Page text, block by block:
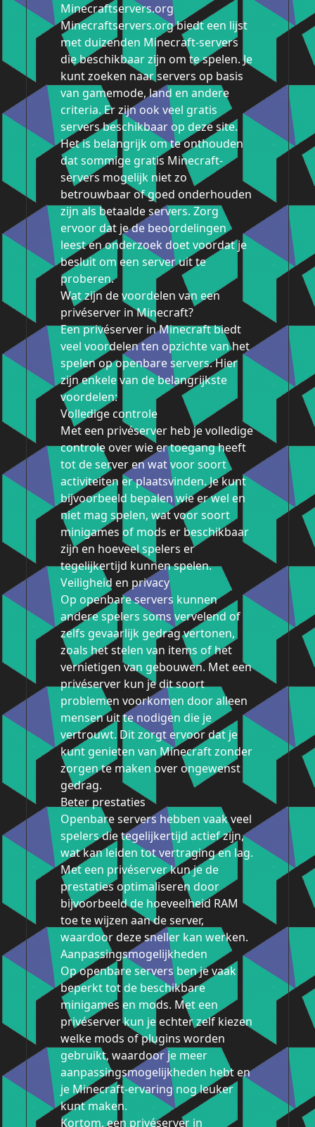
Minecraftservers.org
Minecraftservers.org biedt een lijst
met duizenden Minecraft-servers
die beschikbaar zijn om te spelen. Je
kunt zoeken naar servers op basis
van gamemode, land en andere
criteria. Er zijn ook veel gratis
servers beschikbaar op deze site.
Het is belangrijk om te onthouden
dat sommige gratis Minecraft-
servers mogelijk niet zo
betrouwbaar of goed onderhouden
zijn als betaalde servers. Zorg
ervoor dat je de beoordelingen
leest en onderzoek doet voordat je
besluit om een server uit te
proberen.
Wat zijn de voordelen van een
privéserver in Minecraft?
Een privéserver in Minecraft biedt
veel voordelen ten opzichte van het
spelen op openbare servers. Hier
zijn enkele van de belangrijkste
voordelen:
Volledige controle
Met een privéserver heb je volledige
controle over wie er toegang heeft
tot de server en wat voor soort
activiteiten er plaatsvinden. Je kunt
bijvoorbeeld bepalen wie er wel en
niet mag spelen, wat voor soort
minigames of mods er beschikbaar
zijn en hoeveel spelers er
tegelijkertijd kunnen spelen.
Veiligheid en privacy
Op openbare servers kunnen
andere spelers soms vervelend of
zelfs gevaarlijk gedrag vertonen,
zoals het stelen van items of het
vernietigen van gebouwen. Met een
privéserver kun je dit soort
problemen voorkomen door alleen
mensen uit te nodigen die je
vertrouwt. Dit zorgt ervoor dat je
kunt genieten van Minecraft zonder
zorgen te maken over ongewenst
gedrag.
Beter prestaties
Openbare servers hebben vaak veel
spelers die tegelijkertijd actief zijn,
wat kan leiden tot vertraging en lag.
Met een privéserver kun je de
prestaties optimaliseren door
bijvoorbeeld de hoeveelheid RAM
toe te wijzen aan de server,
waardoor deze sneller kan werken.
Aanpassingsmogelijkheden
Op openbare servers ben je vaak
beperkt tot de beschikbare
minigames en mods. Met een
privéserver kun je echter zelf kiezen
welke mods of plugins worden
gebruikt, waardoor je meer
aanpassingsmogelijkheden hebt en
je Minecraft-ervaring nog leuker
kunt maken.
Kortom, een privéserver in